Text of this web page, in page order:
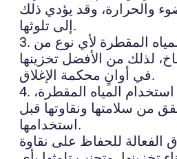
والحرارة، وقد يؤدي ذلك
إلى تلوثها.
3. تجنب تعرض المياه المقطرة لأي نوع من
لذلك من الأفضل تخزينها
في أوانٍ محكمة الإغلاق.
4. توخي الحذر عند استخدام المياه المقطرة،
من سلامتها ونقاوتها قبل
استخدامها.
للحفاظ على نقاوة